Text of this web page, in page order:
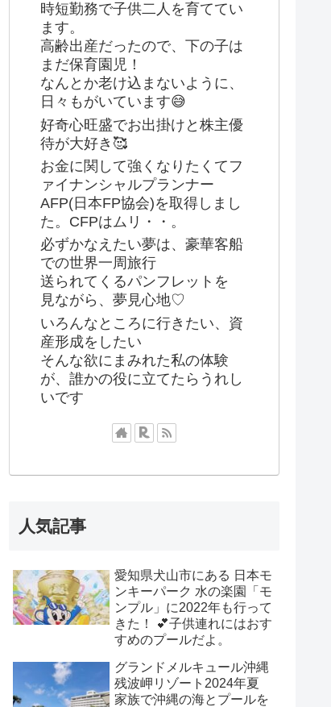
時短勤務で子供二人を育ててい
ます。
高齢出産だったので、下の子は
まだ保育園児！
なんとか老け込まないように、
日々もがいています😅
好奇心旺盛でお出掛けと株主優
待が大好き🥰
お金に関して強くなりたくてフ
ァイナンシャルプランナー
AFP(日本FP協会)を取得しまし
た。CFPはムリ・・。
必ずかなえたい夢は、豪華客船
での世界一周旅行
送られてくるパンフレットを
見ながら、夢見心地♡
いろんなところに行きたい、資
産形成をしたい
そんな欲にまみれた私の体験
が、誰かの役に立てたらうれし
いです
人気記事
愛知県犬山市にある 日本モ
ンキーパーク 水の楽園「モ
ンプル」に2022年も行って
きた！ 💕子供連れにはおす
すめのプールだよ。
グランドメルキュール沖縄
残波岬リゾート2024年夏
家族で沖縄の海とプールを